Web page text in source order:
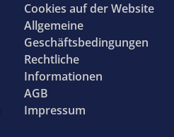
Cookies auf der Website
Allgemeine
Geschäftsbedingungen
Rechtliche
Informationen
AGB
Impressum